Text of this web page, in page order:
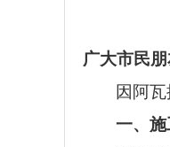
广大市民朋
因阿
一、